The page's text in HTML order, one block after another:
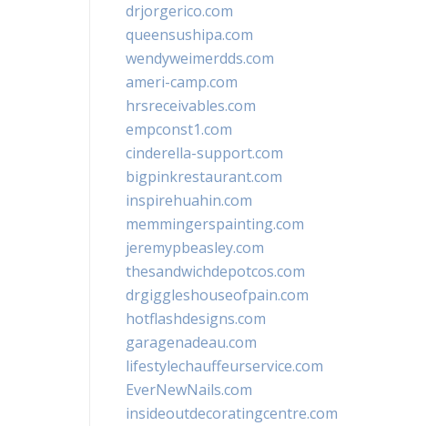
drjorgerico.com
queensushipa.com
wendyweimerdds.com
ameri-camp.com
hrsreceivables.com
empconst1.com
cinderella-support.com
bigpinkrestaurant.com
inspirehuahin.com
memmingerspainting.com
jeremypbeasley.com
thesandwichdepotcos.com
drgiggleshouseofpain.com
hotflashdesigns.com
garagenadeau.com
lifestylechauffeurservice.com
EverNewNails.com
insideoutdecoratingcentre.com